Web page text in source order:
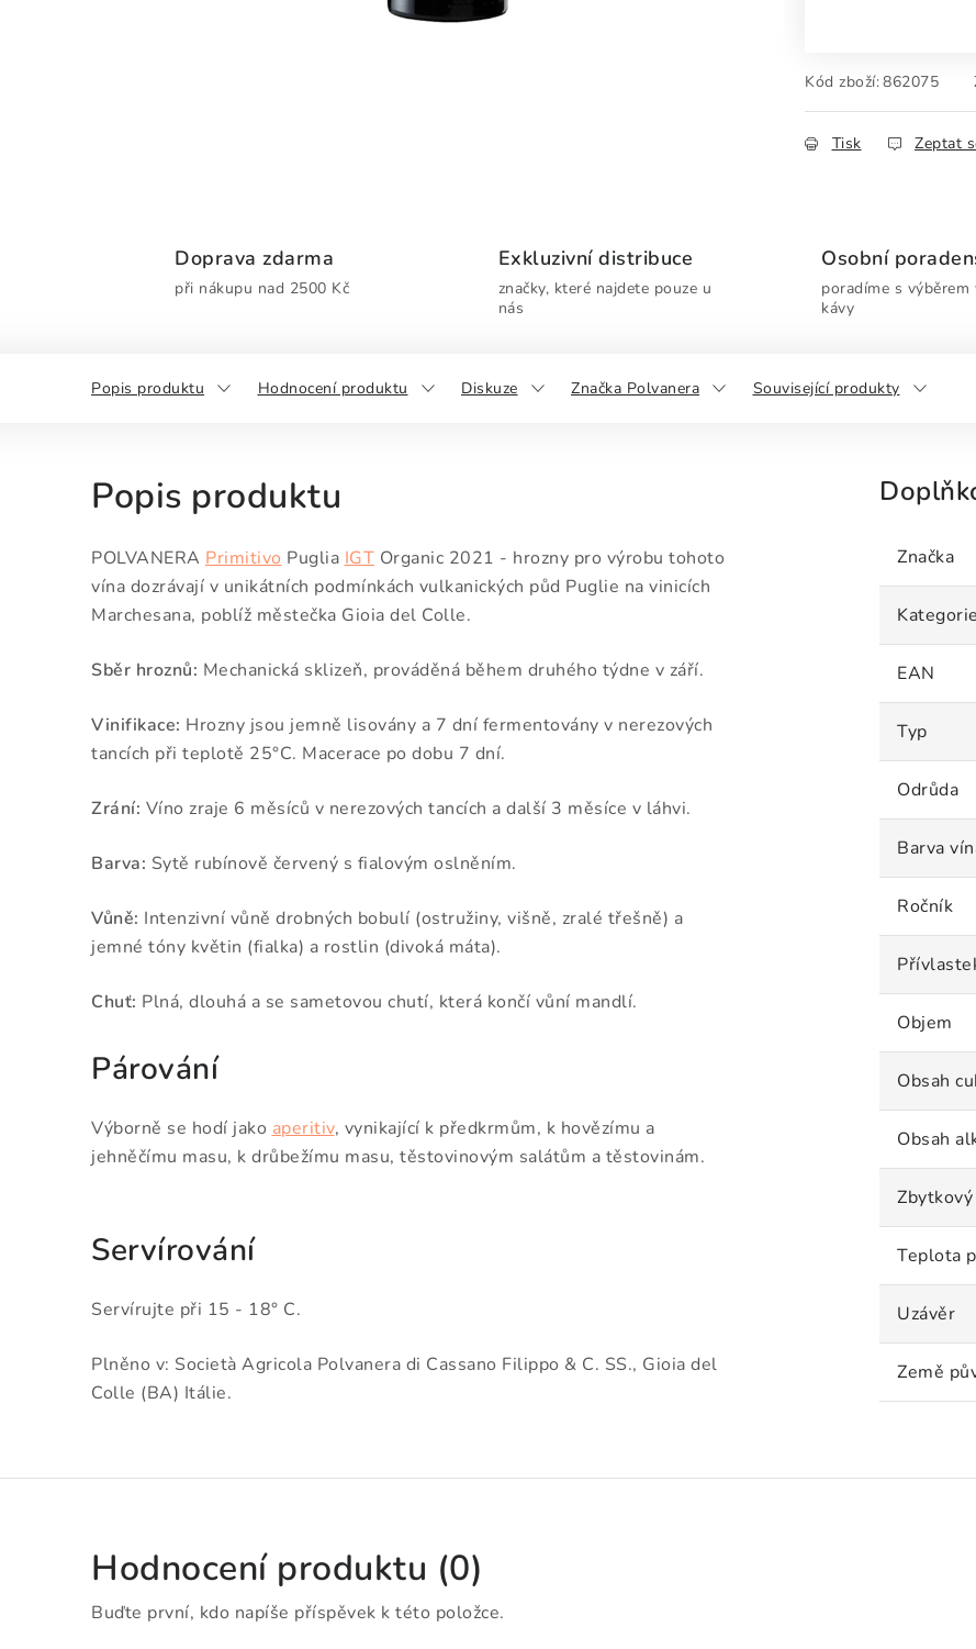
Kód zboží:862075
Tisk Zeptat
Doprava zdarma
při nákupu nad 2500 Kč
Exkluzivní distribuce
značky, které najdete pouze u
nás
Osobní
poradíme s výběrem
kávy
Popis produktu Hodnocení produktu Diskuze Značka Polvanera Související produkty
Popis produktu
POLVANERA Primitivo Puglia IGT Organic 2021 - hrozny pro výrobu tohoto
vína dozrávají v unikátních podmínkách vulkanických půd Puglie na vinicích
Marchesana, poblíž městečka Gioia del Colle.
Sběr hroznů: Mechanická sklizeň, prováděná během druhého týdne v září.
Vinifikace: Hrozny jsou jemně lisovány a 7 dní fermentovány v nerezových
tancích při teplotě 25°C. Macerace po dobu 7 dní.
Zrání: Víno zraje 6 měsíců v nerezových tancích a další 3 měsíce v láhvi.
Barva: Sytě rubínově červený s fialovým oslněním.
Vůně: Intenzivní vůně drobných bobulí (ostružiny, višně, zralé třešně) a
jemné tóny květin (fialka) a rostlin (divoká máta).
Chuť: Plná, dlouhá a se sametovou chutí, která končí vůní mandlí.
Párování
Výborně se hodí jako aperitiv, vynikající k předkrmům, k hovězímu a
jehněčímu masu, k drůbežímu masu, těstovinovým salátům a těstovinám.
Servírování
Servírujte při 15 - 18° C.
Plněno v: Società Agricola Polvanera di Cassano Filippo & C. SS., Gioia del
Colle (BA) Itálie.
Značka
Kategorie
EAN
Typ
Odrůda
Barva
Ročník
Objem
Obsah
Obsah
Teplota
Uzávěr
Země
Hodnocení produktu (0)
Buďte první, kdo napíše příspěvek k této položce.